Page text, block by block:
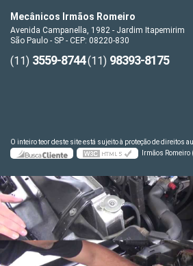
Mecânicos Irmãos Romeiro
Avenida Campanella, 1982 - Jardim Itapemirim
São Paulo - SP - CEP: 08220-830
(11) 3559-8744(11) 98393-8175
O inteiro teor deste site está sujeito à proteção de direitos
Irmãos